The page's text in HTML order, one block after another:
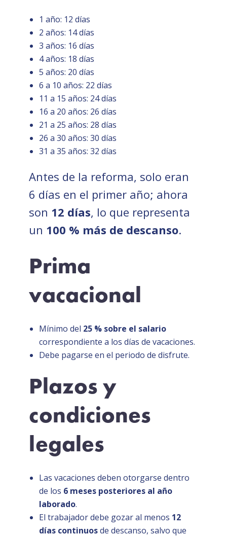
1 año: 12 días
2 años: 14 días
3 años: 16 días
4 años: 18 días
5 años: 20 días
6 a 10 años: 22 días
11 a 15 años: 24 días
16 a 20 años: 26 días
21 a 25 años: 28 días
26 a 30 años: 30 días
31 a 35 años: 32 días
Antes de la reforma, solo eran
6 días en el primer año; ahora
son 12 días, lo que representa
un 100 % más de descanso.
Prima
vacacional
Mínimo del 25 % sobre el salario
correspondiente a los días de vacaciones.
Debe pagarse en el periodo de disfrute.
Plazos y
condiciones
legales
Las vacaciones deben otorgarse dentro
de los 6 meses posteriores al año
laborado.
El trabajador debe gozar al menos 12
días continuosde descanso, salvo que